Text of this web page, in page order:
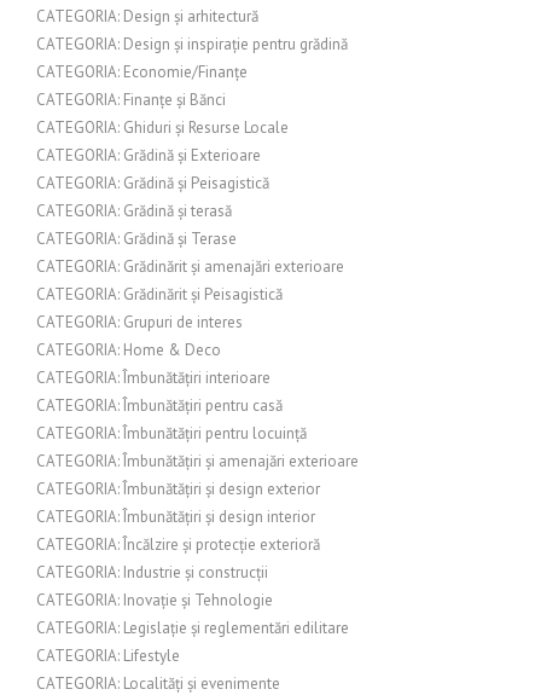
CATEGORIA: Design și arhitectură
CATEGORIA: Design și inspirație pentru grădină
CATEGORIA: Economie/Finanțe
CATEGORIA: Finanțe și Bănci
CATEGORIA: Ghiduri și Resurse Locale
CATEGORIA: Grădină și Exterioare
CATEGORIA: Grădină și Peisagistică
CATEGORIA: Grădină și terasă
CATEGORIA: Grădină și Terase
CATEGORIA: Grădinărit și amenajări exterioare
CATEGORIA: Grădinărit și Peisagistică
CATEGORIA: Grupuri de interes
CATEGORIA: Home & Deco
CATEGORIA: Îmbunătățiri interioare
CATEGORIA: Îmbunătățiri pentru casă
CATEGORIA: Îmbunătățiri pentru locuință
CATEGORIA: Îmbunătățiri și amenajări exterioare
CATEGORIA: Îmbunătățiri și design exterior
CATEGORIA: Îmbunătățiri și design interior
CATEGORIA: Încălzire și protecție exterioră
CATEGORIA: Industrie și construcții
CATEGORIA: Inovație și Tehnologie
CATEGORIA: Legislație și reglementări edilitare
CATEGORIA: Lifestyle
CATEGORIA: Localități și evenimente